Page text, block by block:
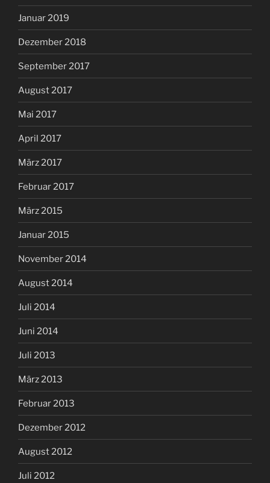
Januar 2019
Dezember 2018
September 2017
August 2017
Mai 2017
April 2017
März 2017
Februar 2017
März 2015
Januar 2015
November 2014
August 2014
Juli 2014
Juni 2014
Juli 2013
März 2013
Februar 2013
Dezember 2012
August 2012
Juli 2012